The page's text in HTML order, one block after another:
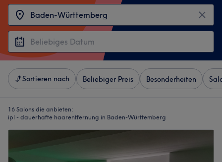
Sortieren nach Beliebiger Preis Besonderheiten
16 Salons die anbieten:
ipl - dauerhafte haarentfernung in Baden-Württemberg